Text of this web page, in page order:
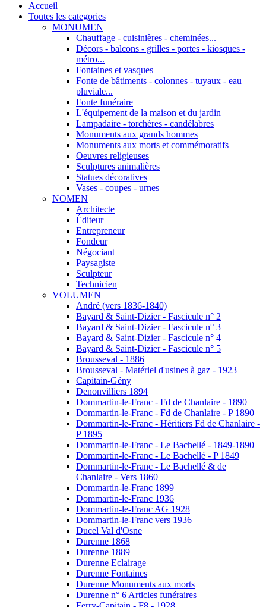
Accueil
Toutes les categories
MONUMEN
Chauffage - cuisinières - cheminées...
Décors - balcons - grilles - portes - kiosques -
métro...
Fontaines et vasques
Fonte de bâtiments - colonnes - tuyaux - eau
pluviale...
Fonte funéraire
L'équipement de la maison et du jardin
Lampadaire - torchères - candélabres
Monuments aux grands hommes
Monuments aux morts et commémoratifs
Oeuvres religieuses
Sculptures animalières
Statues décoratives
Vases - coupes - urnes
NOMEN
Architecte
Éditeur
Entrepreneur
Fondeur
Négociant
Paysagiste
Sculpteur
Technicien
VOLUMEN
André (vers 1836-1840)
Bayard & Saint-Dizier - Fascicule n° 2
Bayard & Saint-Dizier - Fascicule n° 3
Bayard & Saint-Dizier - Fascicule n° 4
Bayard & Saint-Dizier - Fascicule n° 5
Brousseval - 1886
Brousseval - Matériel d'usines à gaz - 1923
Capitain-Gény
Denonvilliers 1894
Dommartin-le-Franc - Fd de Chanlaire - 1890
Dommartin-le-Franc - Fd de Chanlaire - P 1890
Dommartin-le-Franc - Héritiers Fd de Chanlaire -
P 1895
Dommartin-le-Franc - Le Bachellé - 1849-1890
Dommartin-le-Franc - Le Bachellé - P 1849
Dommartin-le-Franc - Le Bachellé & de
Chanlaire - Vers 1860
Dommartin-le-Franc 1899
Dommartin-le-Franc 1936
Dommartin-le-Franc AG 1928
Dommartin-le-Franc vers 1936
Ducel Val d'Osne
Durenne 1868
Durenne 1889
Durenne Eclairage
Durenne Fontaines
Durenne Monuments aux morts
Durenne n° 6 Articles funéraires